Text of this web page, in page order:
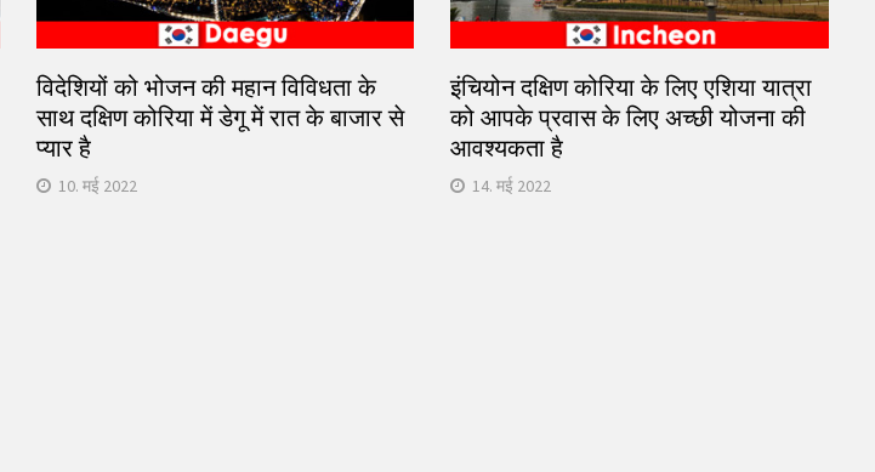
विदेशियों को भोजन की महान विविधता के
साथ दक्षिण कोरिया में डेगू में रात के बाजार से
प्यार है
10. मई 2022
इंचियोन दक्षिण कोरिया के लिए एशिया यात्रा
को आपके प्रवास के लिए अच्छी योजना की
आवश्यकता है
14. मई 2022